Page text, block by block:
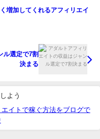
増加してくれるアフィリエイ
ル選定で7割
決まる
よう
イトで稼ぐ方法をブログで